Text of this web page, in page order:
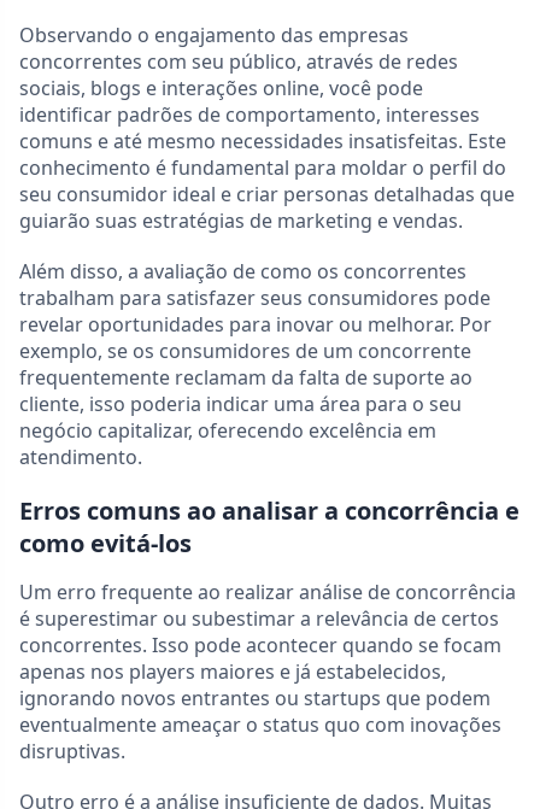
Observando o engajamento das empresas
concorrentes com seu público, através de redes
sociais, blogs e interações online, você pode
identificar padrões de comportamento, interesses
comuns e até mesmo necessidades insatisfeitas. Este
conhecimento é fundamental para moldar o perfil do
seu consumidor ideal e criar personas detalhadas que
guiarão suas estratégias de marketing e vendas.
Além disso, a avaliação de como os concorrentes
trabalham para satisfazer seus consumidores pode
revelar oportunidades para inovar ou melhorar. Por
exemplo, se os consumidores de um concorrente
frequentemente reclamam da falta de suporte ao
cliente, isso poderia indicar uma área para o seu
negócio capitalizar, oferecendo excelência em
atendimento.
Erros comuns ao analisar a concorrência e
como evitá-los
Um erro frequente ao realizar análise de concorrência
é superestimar ou subestimar a relevância de certos
concorrentes. Isso pode acontecer quando se focam
apenas nos players maiores e já estabelecidos,
ignorando novos entrantes ou startups que podem
eventualmente ameaçar o status quo com inovações
disruptivas.
Outro erro é a análise insuficiente de dados. Muitas